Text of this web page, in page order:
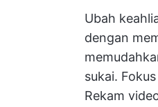
Ubah
dengan
sukai.
Rekam